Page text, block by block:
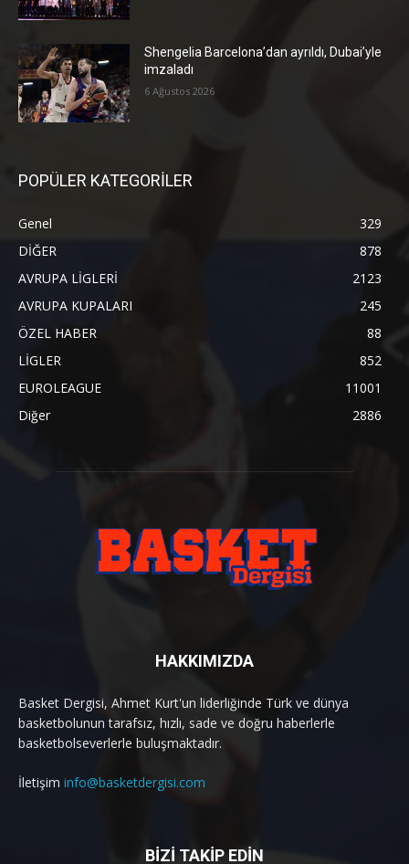
Shengelia Barcelona’dan ayrıldı, Dubai’yle
imzaladı
6 Ağustos 2026
POPÜLER KATEGORİLER
Genel
329
DİĞER
878
AVRUPA LİGLERİ
2123
AVRUPA KUPALARI
245
ÖZEL HABER
88
LİGLER
852
EUROLEAGUE
11001
Diğer
2886
HAKKIMIZDA
Basket Dergisi, Ahmet Kurt'un liderliğinde Türk ve dünya
basketbolunun tarafsız, hızlı, sade ve doğru haberlerle
basketbolseverlerle buluşmaktadır.
İletişim info@basketdergisi.com
BİZİ TAKİP EDİN